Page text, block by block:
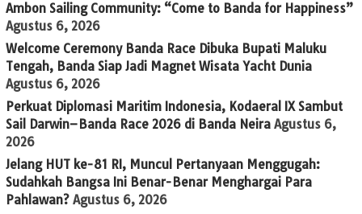
Ambon Sailing Community: “Come to Banda for Happiness”
Agustus 6, 2026
Welcome Ceremony Banda Race Dibuka Bupati Maluku
Tengah, Banda Siap Jadi Magnet Wisata Yacht Dunia
Agustus 6, 2026
Perkuat Diplomasi Maritim Indonesia, Kodaeral IX Sambut
Sail Darwin–Banda Race 2026 di Banda Neira Agustus 6,
2026
Jelang HUT ke-81 RI, Muncul Pertanyaan Menggugah:
Sudahkah Bangsa Ini Benar-Benar Menghargai Para
Pahlawan? Agustus 6, 2026